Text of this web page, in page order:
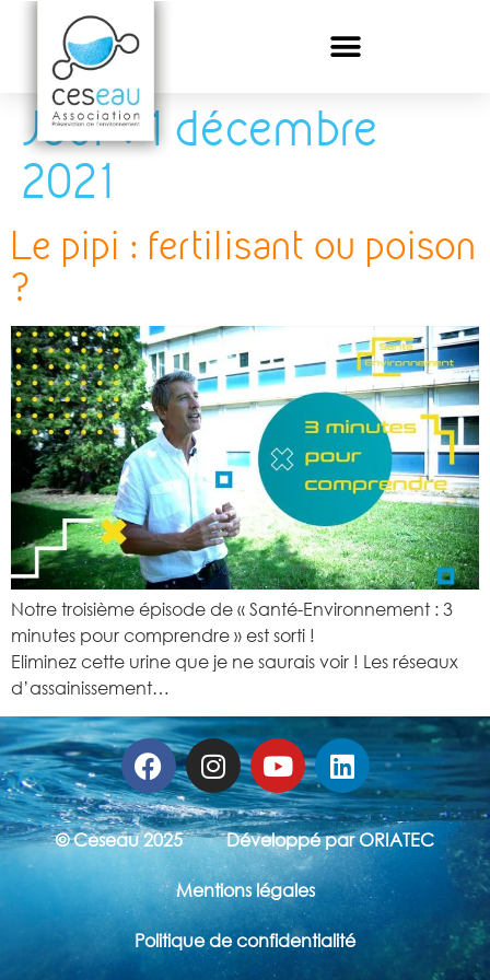
Jour :1 décembre
2021
Le pipi : fertilisant ou poison
?
Notre troisième épisode de « Santé-Environnement : 3
minutes pour comprendre » est sorti !
Eliminez cette urine que je ne saurais voir ! Les réseaux
d’assainissement…
© Ceseau 2025 Développé par ORIATEC
Mentions légales
Politique de confidentialité